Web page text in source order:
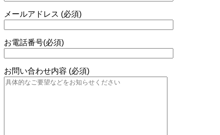
メールアドレス (必須)
お電話番号(必須)
お問い合わせ内容 (必須)